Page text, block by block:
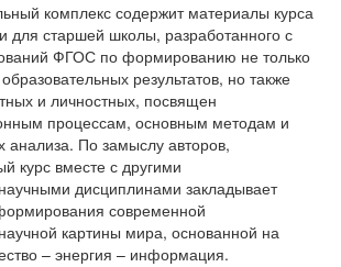
комплекс содержит материалы курса
для старшей школы, разработанного с
ФГОС по формированию не только
результатов, но также
и личностных, посвящен
процессам, основным методам и
анализа. По замыслу авторов,
курс вместе с другими
дисциплинами закладывает
современной
картины мира, основанной на
– энергия – информация.